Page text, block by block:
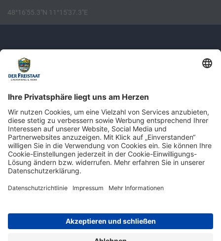
48°16'55.3"N 11°15'37.3"E
Newsletter: Jetzt auf
shop.derfreistaat.de anmelden und
einen 5€ Gutschein für unseren Online-
Shop erhalten!*
Impressum Datenschutz Barrierefreiheit